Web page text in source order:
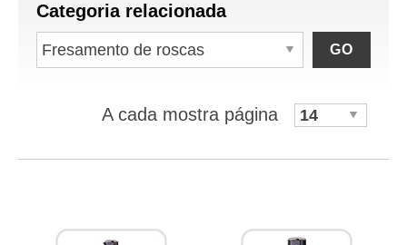
Categoria relacionada
GO
A cada mostra página